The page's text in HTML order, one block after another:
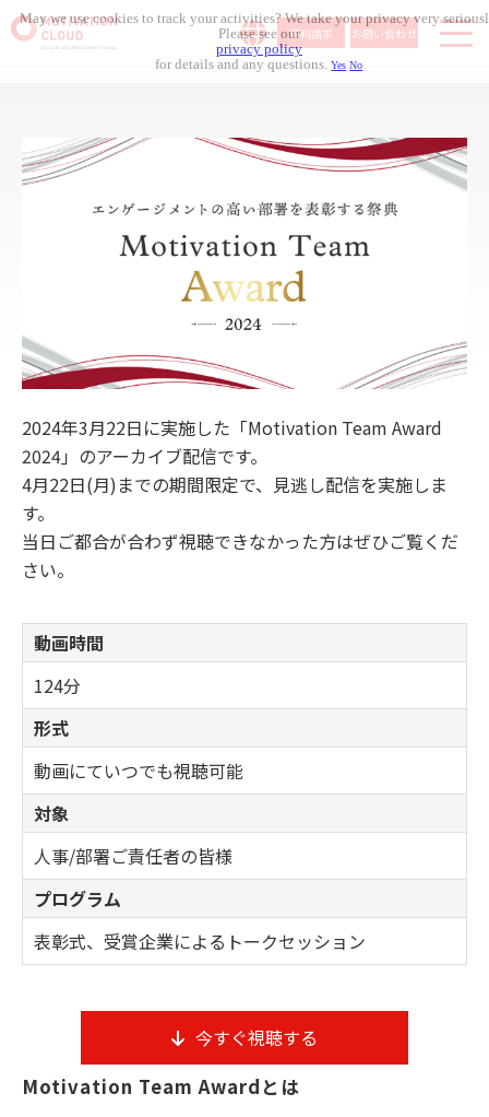
資料請求 お問い合わせ
料金体系
無料セミナー
お役立ち資料
コラム記事
組織人事メディア
2024年3月22日に実施した「Motivation Team Award
2024」のアーカイブ配信です。
4月22日(月)までの期間限定で、見逃し配信を実施しま
す。
当日ご都合が合わず視聴できなかった方はぜひご覧くだ
さい。
動画時間
124分
形式
動画にていつでも視聴可能
対象
人事/部署ご責任者の皆様
プログラム
表彰式、受賞企業によるトークセッション
今すぐ視聴する
Motivation Team Awardとは
May we use cookies to track your activities? We take your privacy very
Please see our
privacy policy
for details and any questions.Yes No